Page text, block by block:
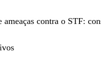
contra o STF: